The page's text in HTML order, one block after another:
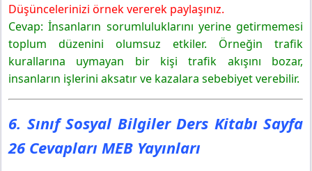
Düşüncelerinizi örnek vererek paylaşınız.
Cevap: İnsanların sorumluluklarını yerine getirmemesi
toplum düzenini olumsuz etkiler. Örneğin trafik
kurallarına uymayan bir kişi trafik akışını bozar,
insanların işlerini aksatır ve kazalara sebebiyet verebilir.
6. Sınıf Sosyal Bilgiler Ders Kitabı Sayfa
26 Cevapları MEB Yayınları